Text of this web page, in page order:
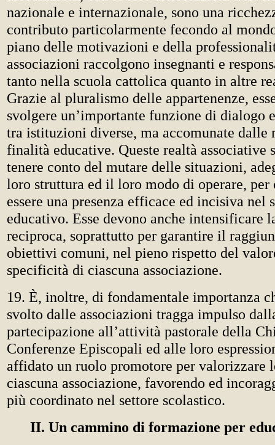
nazionale e internazionale, sono una
contributo particolarmente fecondo al
piano delle motivazioni e della
associazioni raccolgono insegnanti e
tanto nella scuola cattolica quanto in altre
Grazie al pluralismo delle appartenenze,
svolgere un’importante funzione di dialogo
tra istituzioni diverse, ma accomunate dalle
finalità educative. Queste realtà associative
tenere conto del mutare delle situazioni,
loro struttura ed il loro modo di operare, per
essere una presenza efficace ed incisiva nel
educativo. Esse devono anche intensificare
reciproca, soprattutto per garantire il
obiettivi comuni, nel pieno rispetto del
specificità di ciascuna associazione.
19. È, inoltre, di fondamentale importanza
svolto dalle associazioni tragga impulso
partecipazione all’attività pastorale della
Conferenze Episcopali ed alle loro
affidato un ruolo promotore per valorizzare
ciascuna associazione, favorendo ed
più coordinato nel settore scolastico.
II. Un cammino di formazione per